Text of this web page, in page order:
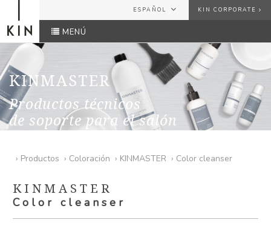
ESPAÑOL
ENGLISH
FRANÇAIS
KIN CORPORATE
CONTRASEÑA
¿Has olvidado tu contraseña?
MENÚ
KINMASTER
Productos técnicos
de soporte para el salón
› Productos › Coloración › KINMASTER › Color cleanser
KINMASTER
Color cleanser